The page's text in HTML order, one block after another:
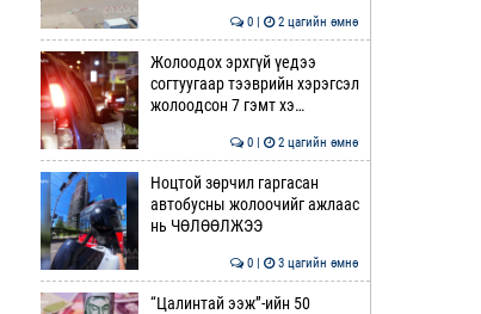
0 | 2 цагийн өмнө
Жолоодох эрхгүй үедээ
согтуугаар тээврийн хэрэгсэл
жолоодсон 7 гэмт хэ…
0 | 2 цагийн өмнө
Ноцтой зөрчил гаргасан
автобусны жолоочийг ажлаас
нь ЧӨЛӨӨЛЖЭЭ
0 | 3 цагийн өмнө
“Цалинтай ээж”-ийн 50